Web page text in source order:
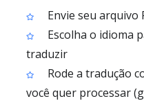
Envie seu arquivo
Escolha o idioma
traduzir
Rode a tradução
você quer processar